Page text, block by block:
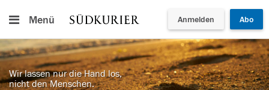
Menü Anmelden Abo
Wir lassen nur die Hand los,
nicht den Menschen.